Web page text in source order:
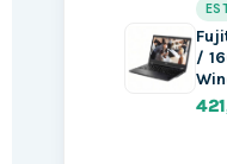
/
421